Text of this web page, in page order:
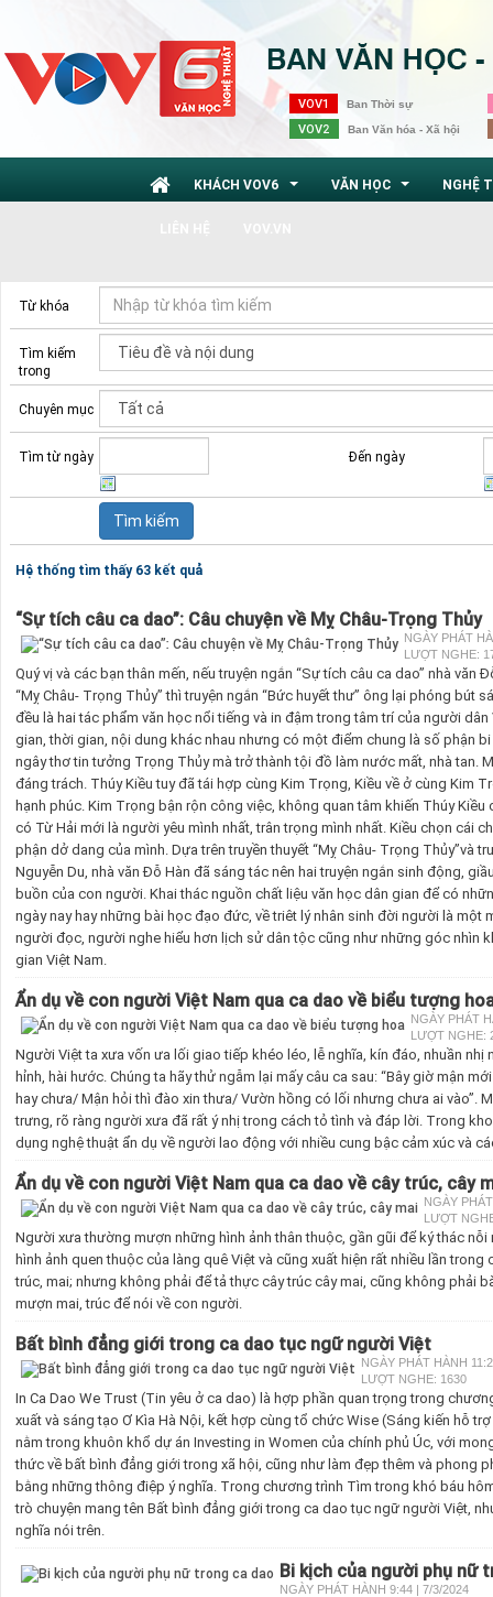
VOV1 Ban Thời sự
VOV2 Ban Văn hóa - Xã hội
KHÁCH VOV6 VĂN HỌC NGHỆ
Từ khóa
Tìm kiếm
trong
Chuyên mục
Tìm từ ngày Đến ngày
Hệ thống tìm thấy 63 kết quả
“Sự tích câu ca dao”: Câu chuyện về Mỵ Châu-Trọng Thủy
NGÀY PHÁT
LƯỢT NGHE:
Quý vị và các bạn thân mến, nếu truyện ngắn “Sự tích câu ca dao” nhà văn
“Mỵ Châu- Trọng Thủy” thì truyện ngắn “Bức huyết thư” ông lại phóng bút
đều là hai tác phẩm văn học nổi tiếng và in đậm trong tâm trí của người
gian, thời gian, nội dung khác nhau nhưng có một điểm chung là số phận
ngây thơ tin tưởng Trọng Thủy mà trở thành tội đồ làm nước mất, nhà tan.
đáng trách. Thúy Kiều tuy đã tái hợp cùng Kim Trọng, Kiều về ở cùng Kim
hạnh phúc. Kim Trọng bận rộn công việc, không quan tâm khiến Thúy Kiều
có Từ Hải mới là người yêu mình nhất, trân trọng mình nhất. Kiều chọn cái
phận dở dang của mình. Dựa trên truyền thuyết “Mỵ Châu- Trọng Thủy”và
Nguyễn Du, nhà văn Đỗ Hàn đã sáng tác nên hai truyện ngắn sinh động,
buồn của con người. Khai thác nguồn chất liệu văn học dân gian để có
ngày nay hay những bài học đạo đức, về triêt lý nhân sinh đời người là một
người đọc, người nghe hiểu hơn lịch sử dân tộc cũng như những góc nhìn
gian Việt Nam.
Ẩn dụ về con người Việt Nam qua ca dao về biểu tượng
NGÀY PHÁT
LƯỢT NGHE:
Người Việt ta xưa vốn ưa lối giao tiếp khéo léo, lễ nghĩa, kín đáo, nhuần
hỉnh, hài hước. Chúng ta hãy thử ngẫm lại mấy câu ca sau: “Bây giờ mận
hay chưa/ Mận hỏi thì đào xin thưa/ Vườn hồng có lối nhưng chưa ai vào”.
trưng, rõ ràng người xưa đã rất ý nhị trong cách tỏ tình và đáp lời. Trong
dụng nghệ thuật ẩn dụ về người lao động với nhiều cung bậc cảm xúc và
Ẩn dụ về con người Việt Nam qua ca dao về cây trúc, cây
NGÀY
LƯỢT
Người xưa thường mượn những hình ảnh thân thuộc, gần gũi để ký thác nỗi
hình ảnh quen thuộc của làng quê Việt và cũng xuất hiện rất nhiều lần
trúc, mai; nhưng không phải để tả thực cây trúc cây mai, cũng không phải
mượn mai, trúc để nói về con người.
Bất bình đẳng giới trong ca dao tục ngữ người Việt
NGÀY PHÁT HÀNH
LƯỢT NGHE: 1630
In Ca Dao We Trust (Tin yêu ở ca dao) là hợp phần quan trọng trong
xuất và sáng tạo Ơ Kìa Hà Nội, kết hợp cùng tổ chức Wise (Sáng kiến hỗ
nằm trong khuôn khổ dự án Investing in Women của chính phủ Úc, với
thức về bất bình đẳng giới trong xã hội, cũng như làm đẹp thêm và phong
bằng những thông điệp ý nghĩa. Trong chương trình Tìm trong khó báu
trò chuyện mang tên Bất bình đẳng giới trong ca dao tục ngữ người Việt,
nghĩa nói trên.
Bi kịch của người phụ nữ
NGÀY PHÁT HÀNH 9:44 | 7/3/2024